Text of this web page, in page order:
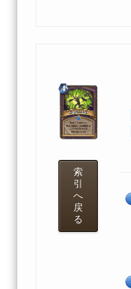
索
引
へ
戻
る